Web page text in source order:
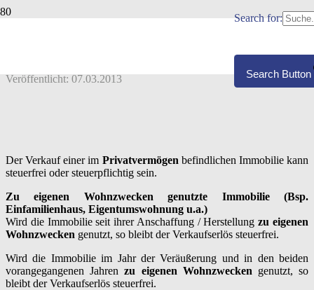
Search for:
Search Button
IMMOBILIENVERKÄUFEN (§ 23 ESTG)
Veröffentlicht: 07.03.2013
Der Verkauf einer im Privatvermögen befindlichen Immobilie kann
steuerfrei oder steuerpflichtig sein.
Zu eigenen Wohnzwecken genutzte Immobilie (Bsp.
Einfamilienhaus, Eigentumswohnung u.a.)
Wird die Immobilie seit ihrer Anschaffung / Herstellungzu eigenen
Wohnzwecken genutzt, so bleibt der Verkaufserlös steuerfrei.
Wird die Immobilie im Jahr der Veräußerung und in den beiden
vorangegangenen Jahrenzu eigenen Wohnzwecken genutzt, so
bleibt der Verkaufserlös steuerfrei.